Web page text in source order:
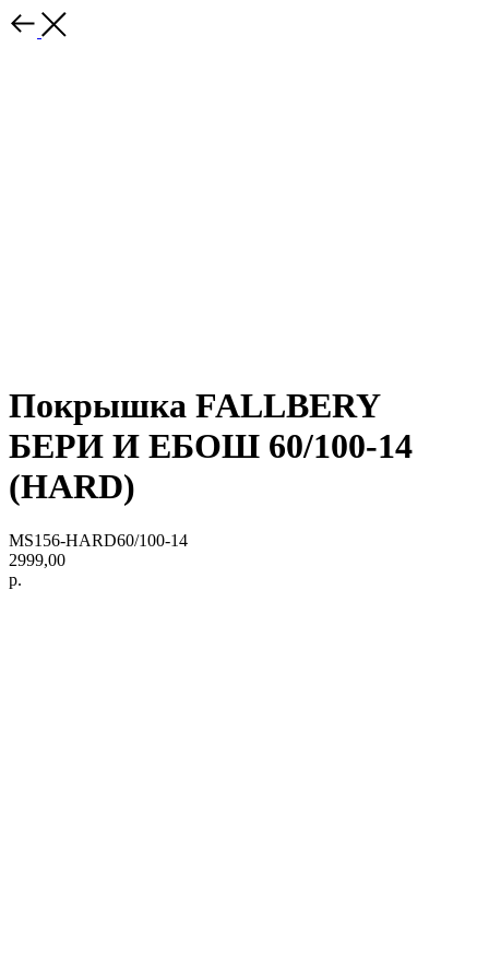
Покрышка FALLBERY
БЕРИ И ЕБОШ 60/100-14
(HARD)
MS156-HARD60/100-14
2999,00
р.